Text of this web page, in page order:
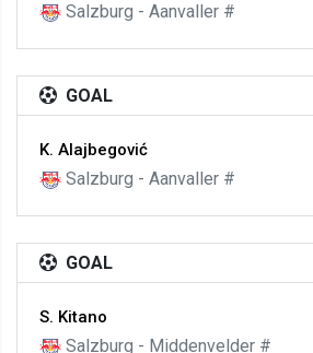
Salzburg - Aanvaller #
GOAL
K. Alajbegović
Salzburg - Aanvaller #
GOAL
S. Kitano
Salzburg - Middenvelder #